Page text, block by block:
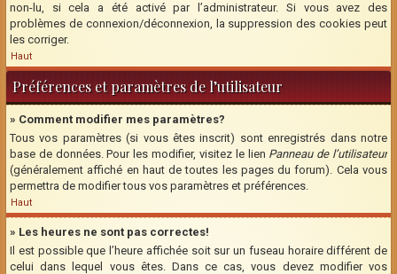
non-lu, si cela a été activé par l’administrateur. Si vous avez des
problèmes de connexion/déconnexion, la suppression des cookies peut
les corriger.
Haut
Préférences et paramètres de l’utilisateur
» Comment modifier mes paramètres?
Tous vos paramètres (si vous êtes inscrit) sont enregistrés dans notre
base de données. Pour les modifier, visitez le lien Panneau de l’utilisateur
(généralement affiché en haut de toutes les pages du forum). Cela vous
permettra de modifier tous vos paramètres et préférences.
Haut
» Les heures ne sont pas correctes!
Il est possible que l’heure affichée soit sur un fuseau horaire différent de
celui dans lequel vous êtes. Dans ce cas, vous devez modifier vos